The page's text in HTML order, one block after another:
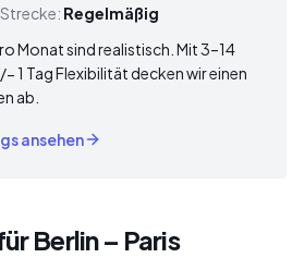
Regelmäßig
Monat sind realistisch. Mit 3–14
1 Tag Flexibilität decken wir einen
ab.
ansehen
Berlin – Paris